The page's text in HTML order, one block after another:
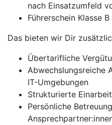
nach Einsatzumfeld
Führerschein Klasse B
Das bieten wir Dir
Übertarifliche
Abwechslungsreiche
IT-Umgebungen
Strukturierte
Persönliche